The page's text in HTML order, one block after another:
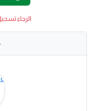
الرجاء